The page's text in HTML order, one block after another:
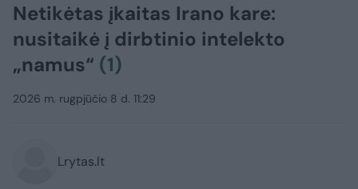
Netikėtas įkaitas Irano kare:
nusitaikė į dirbtinio intelekto
„namus“ (1)
2026 m. rugpjūčio 8 d. 11:29
Lrytas.lt